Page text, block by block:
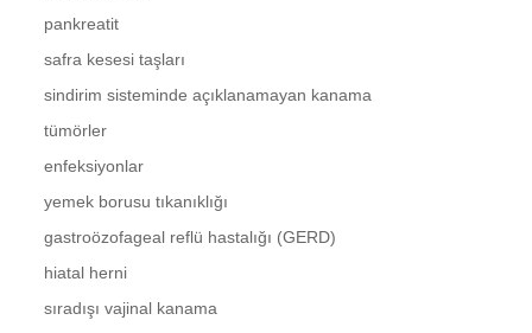
pankreatit
safra kesesi taşları
sindirim sisteminde açıklanamayan kanama
tümörler
enfeksiyonlar
yemek borusu tıkanıklığı
gastroözofageal reflü hastalığı (GERD)
hiatal herni
sıradışı vajinal kanama